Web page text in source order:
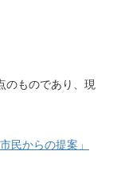
のものであり、現
市民からの提案」